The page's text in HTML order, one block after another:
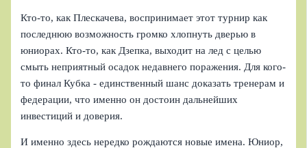
Кто-то, как Плескачева, воспринимает этот турнир как
последнюю возможность громко хлопнуть дверью в
юниорах. Кто-то, как Дзепка, выходит на лед с целью
смыть неприятный осадок недавнего поражения. Для кого-
то финал Кубка - единственный шанс доказать тренерам и
федерации, что именно он достоин дальнейших
инвестиций и доверия.
И именно здесь нередко рождаются новые имена. Юниор,